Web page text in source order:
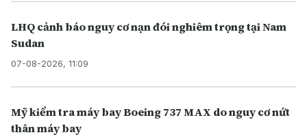
LHQ cảnh báo nguy cơ nạn đói nghiêm trọng tại Nam
Sudan
07-08-2026, 11:09
Mỹ kiểm tra máy bay Boeing 737 MAX do nguy cơ nứt
thân máy bay